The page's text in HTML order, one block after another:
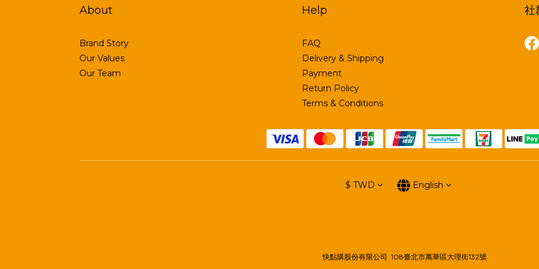
About
Brand Story
Our Values
Our Team
Help
FAQ
Delivery & Shipping
Payment
Return Policy
Terms & Conditions
社
$ TWD English
快點購股份有限公司 108臺北市萬華區大理街132號